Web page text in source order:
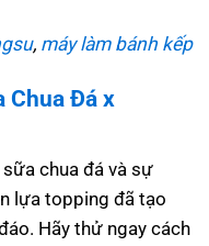
, máy làm bánh kếp
Chua Đá x
chua đá và sự
lựa topping đã tạo
Hãy thử ngay cách